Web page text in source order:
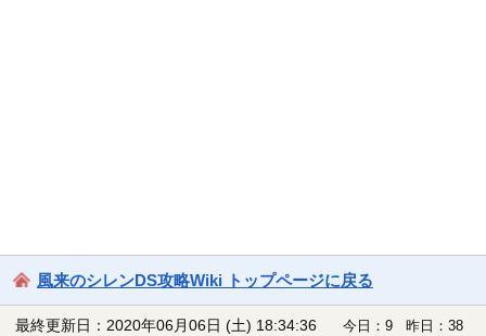
風来のシレンDS攻略Wiki トップページに戻る
最終更新日：2020年06月06日 (土) 18:34:36
今日：9 昨日：38